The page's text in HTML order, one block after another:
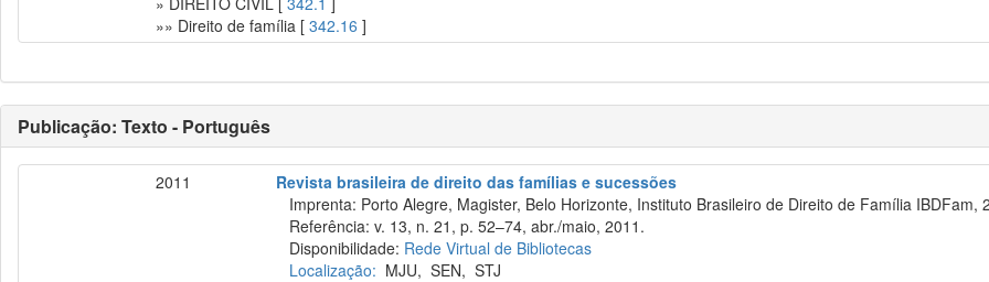
»» Direito de família [342.16 ]
Publicação: Texto - Português
2011
Revista brasileira de direito das famílias e sucessões
Imprenta: Porto Alegre, Magister, Belo Horizonte, Instituto Brasileiro de Direito de Família IBDFam,
Referência: v. 13, n. 21, p. 52–74, abr./maio, 2011.
Disponibilidade: Rede Virtual de Bibliotecas
Localização: MJU,SEN,STJ